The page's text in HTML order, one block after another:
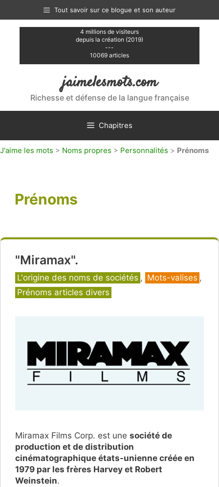
contenu
Tout savoir sur ce blogue et son auteur
4 millions de visiteurs
depuis la création (2019)
---
10069 articles
jaimelesmots.com
Richesse et défense de la langue française
Chapitres
J'aime les mots > Noms propres > Personnalités > Prénoms
Prénoms
"Miramax".
Catégories
L'origine des noms de sociétés , Mots-valises ,
Prénoms articles divers
Miramax Films Corp. est une société de
production et de distribution
cinématographique états-unienne créée en
1979 par les frères Harvey et Robert
Weinstein.